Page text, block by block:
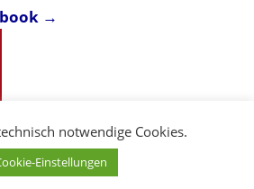
→
notwendige Cookies.
Einstellungen